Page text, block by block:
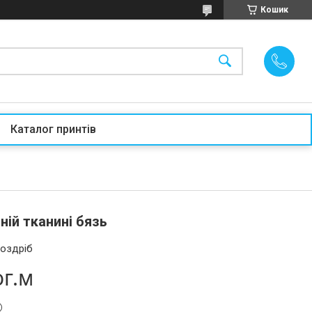
Кошик
Каталог принтів
тканині бязь